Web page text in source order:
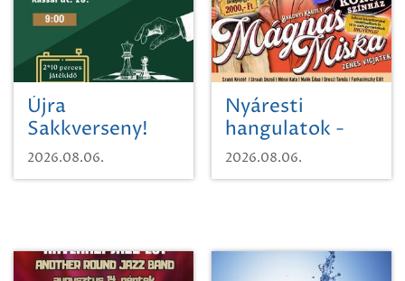
Újra
Sakkverseny!
2026.08.06.
Nyáresti
hangulatok -
Mágnás Miska
2026.08.06.